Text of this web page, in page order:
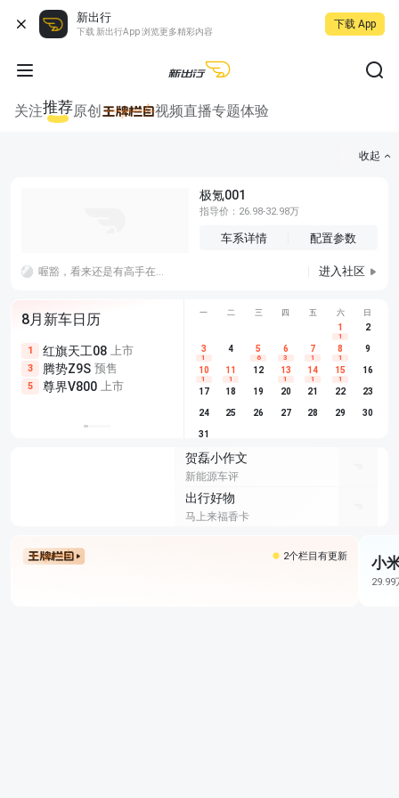
新出行
下载 新出行App 浏览更多精彩内容
下载 App
关注推荐原创 视频直播专题体验
收起
极氪001
指导价：26.98-32.98万
车系详情 配置参数
喔豁，看来还是有高手在民间的，这个隐藏可以给到满分，不过听说线还是要走到手扶箱插usb，太难了太难了 进入社区
8月新车日历
1 红旗天工08 上市
3 腾势Z9S 预售
5 尊界V800 上市
尊界V680 上市
享界G9 预售
别克至境L7 预售
埃安
长城H10
深蓝S05
一 二 三 四 五 六 日
1
1
2
3
1
4 5
6
6
3
7
1
8
1
9
10
1
11
1
12 13
1
14
1
15
1
16
17 18 19 20 21 22 23
24 25 26 27 28 29 30
31
贺磊小作文
新能源车评
出行好物
马上来福香卡
2个栏目有更新 小
29.99